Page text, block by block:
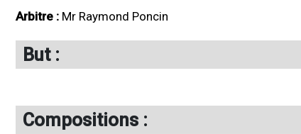
Arbitre : Mr Raymond Poncin
But :
Compositions :